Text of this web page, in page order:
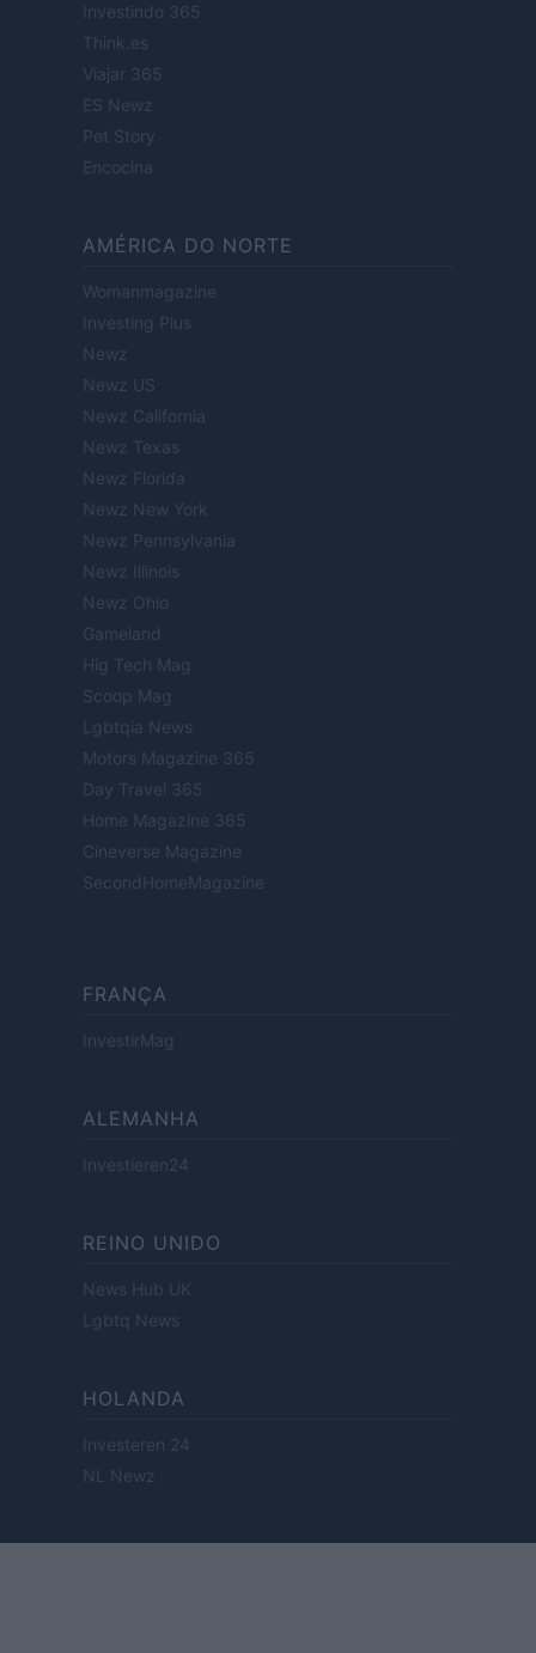
Investindo 365
Think.es
Viajar 365
ES Newz
Pet Story
Encocina
AMÉRICA DO NORTE
Womanmagazine
Investing Plus
Newz
Newz US
Newz California
Newz Texas
Newz Florida
Newz New York
Newz Pennsylvania
Newz Illinois
Newz Ohio
Gameland
Hig Tech Mag
Scoop Mag
Lgbtqia News
Motors Magazine 365
Day Travel 365
Home Magazine 365
Cineverse Magazine
SecondHomeMagazine
FRANÇA
InvestirMag
ALEMANHA
Investieren24
REINO UNIDO
News Hub UK
Lgbtq News
HOLANDA
Investeren 24
NL Newz